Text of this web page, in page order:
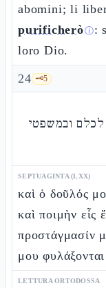
abomini; li
purificheròⓘ:
loro Dio.
24 🗝️5
לכלם ובמשפטי
SEPTUAGINTA (LXX)
καὶ ὁ δοῦλός
καὶ ποιμὴν εἷς
προστάγμασίν
μου
LETTURA ORTODOSSA